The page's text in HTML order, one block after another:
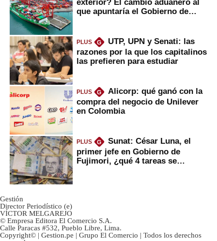
exterior? El cambio aduanero al
que apuntaría el Gobierno de
PLUS G
UTP, UPN y Senati: las
razones por la que los capitalinos
las prefieren para estudiar
PLUS G
Alicorp: qué ganó con la
compra del negocio de Unilever
en Colombia
PLUS G
Sunat: César Luna, el
primer jefe en Gobierno de
Fujimori, ¿qué 4 tareas se
Gestión
Director Periodístico (e)
VÍCTOR MELGAREJO
© Empresa Editora El Comercio S.A.
Calle Paracas #532, Pueblo Libre, Lima.
Copyright© | Gestion.pe | Grupo El Comercio | Todos los derechos